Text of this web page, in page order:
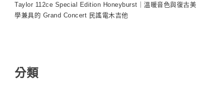
Taylor 112ce Special Edition Honeyburst｜溫暖音色與復古美
學兼具的 Grand Concert 民謠電木吉他
分類